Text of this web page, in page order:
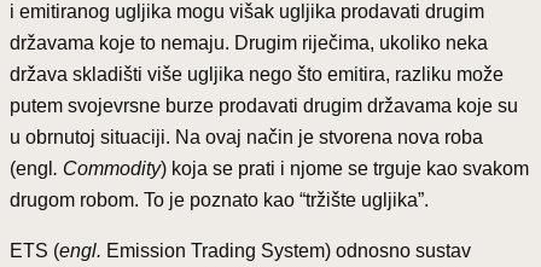
i emitiranog ugljika mogu višak ugljika prodavati drugim
državama koje to nemaju. Drugim riječima, ukoliko neka
država skladišti više ugljika nego što emitira, razliku može
putem svojevrsne burze prodavati drugim državama koje su
u obrnutoj situaciji. Na ovaj način je stvorena nova roba
(engl . Commodity) koja se prati i njome se trguje kao svakom
drugom robom. To je poznato kao “tržište ugljika”.
ETS (engl. Emission Trading System) odnosno sustav